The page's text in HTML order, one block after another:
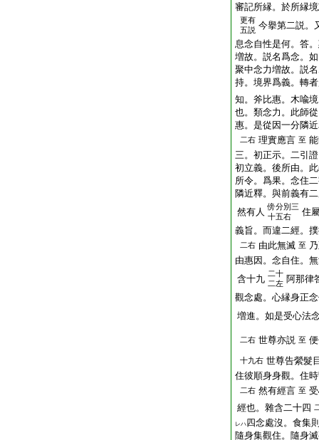
審記所縁。於所縁
更有
五説 今擧第二説。
息念自性是何。答
増故。説名爲念。
聚中念力増故。説
持。境界爲義。轉
知。斧比惠。木喩
也。類念力。此師
惠。是從因一分隣
二右 理實應言 至
三。初正示。二引
初立義。後所由。
所令。爲果。念住
隣近釋。與前義有
然有人 傍分別三
十五右
住
義旨。而違二經。
二右 由此無滅 至
由惠因。念自住。
含十九 二十
二左 阿那律
觀念處。心縁身正
増進。如是受心法
二右 世尊亦説 至
十九右 世尊告縈髮
住彼順身身觀。住
二右 然有經言 至
經也。雜含二十四
レハ四念處沒。食集
隨身集觀住。隨身